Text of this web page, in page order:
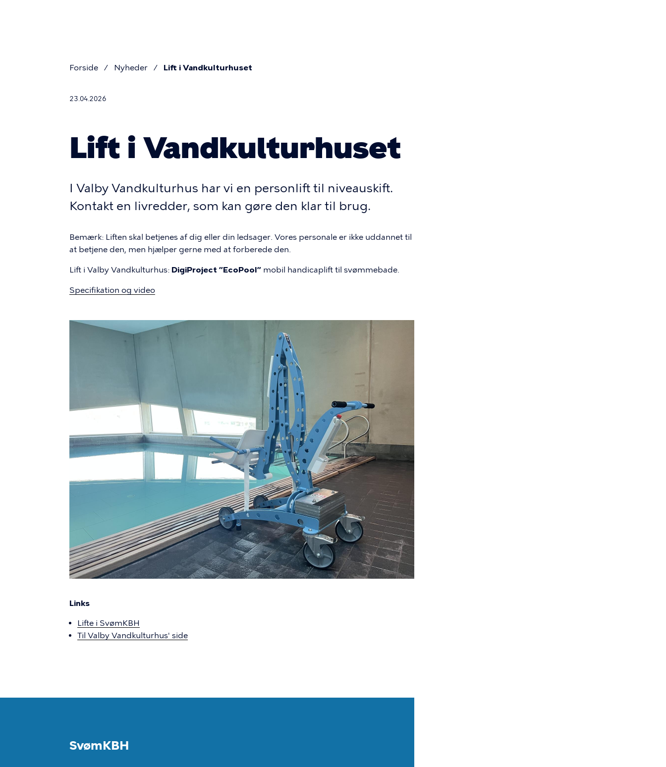
Brødkrumme
Forside Nyheder Lift i Vandkulturhuset
23.04.2026
Lift i Vandkulturhuset
I Valby Vandkulturhus har vi en personlift til niveauskift.
Kontakt en livredder, som kan gøre den klar til brug.
Bemærk: Liften skal betjenes af dig eller din ledsager. Vores personale er ikke uddannet til
at betjene den, men hjælper gerne med at forberede den.
Lift i Valby Vandkulturhus: DigiProject ”EcoPool” mobil handicaplift til svømmebade.
Specifikation og video
Links
Lifte i SvømKBH
Til Valby Vandkulturhus' side
SvømKBH